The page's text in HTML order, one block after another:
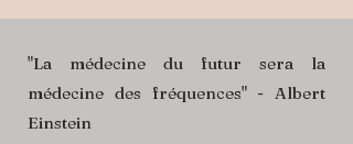
"La médecine du futur sera la
médecine des fréquences" - Albert
Einstein